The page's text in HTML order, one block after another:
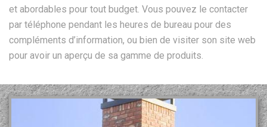
et abordables pour tout budget. Vous pouvez le contacter
par téléphone pendant les heures de bureau pour des
compléments d’information, ou bien de visiter son site web
pour avoir un aperçu de sa gamme de produits.